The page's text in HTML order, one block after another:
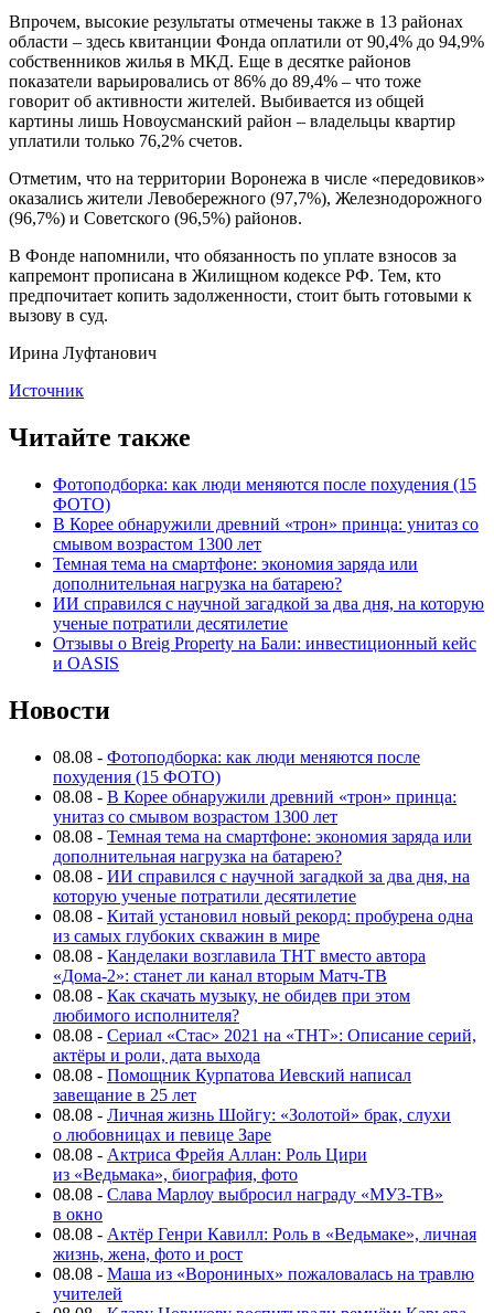
Впрочем, высокие результаты отмечены также в 13 районах
области – здесь квитанции Фонда оплатили от 90,4% до 94,9%
собственников жилья в МКД. Еще в десятке районов
показатели варьировались от 86% до 89,4% – что тоже
говорит об активности жителей. Выбивается из общей
картины лишь Новоусманский район – владельцы квартир
уплатили только 76,2% счетов.
Отметим, что на территории Воронежа в числе «передовиков»
оказались жители Левобережного (97,7%), Железнодорожного
(96,7%) и Советского (96,5%) районов.
В Фонде напомнили, что обязанность по уплате взносов за
капремонт прописана в Жилищном кодексе РФ. Тем, кто
предпочитает копить задолженности, стоит быть готовыми к
вызову в суд.
Ирина Луфтанович
Источник
Читайте также
Фотоподборка: как люди меняются после похудения (15
ФОТО)
В Корее обнаружили древний «трон» принца: унитаз со
смывом возрастом 1300 лет
Темная тема на смартфоне: экономия заряда или
дополнительная нагрузка на батарею?
ИИ справился с научной загадкой за два дня, на которую
ученые потратили десятилетие
Отзывы о Breig Property на Бали: инвестиционный кейс
и OASIS
Новости
08.08 - Фотоподборка: как люди меняются после
похудения (15 ФОТО)
08.08 - В Корее обнаружили древний «трон» принца:
унитаз со смывом возрастом 1300 лет
08.08 - Темная тема на смартфоне: экономия заряда или
дополнительная нагрузка на батарею?
08.08 - ИИ справился с научной загадкой за два дня, на
которую ученые потратили десятилетие
08.08 - Китай установил новый рекорд: пробурена одна
из самых глубоких скважин в мире
08.08 - Канделаки возглавила ТНТ вместо автора
«Дома-2»: станет ли канал вторым Матч-ТВ
08.08 - Как скачать музыку, не обидев при этом
любимого исполнителя?
08.08 - Сериал «Стас» 2021 на «ТНТ»: Описание серий,
актёры и роли, дата выхода
08.08 - Помощник Курпатова Иевский написал
завещание в 25 лет
08.08 - Личная жизнь Шойгу: «Золотой» брак, слухи
о любовницах и певице Заре
08.08 - Актриса Фрейя Аллан: Роль Цири
из «Ведьмака», биография, фото
08.08 - Слава Марлоу выбросил награду «МУЗ-ТВ»
в окно
08.08 - Актёр Генри Кавилл: Роль в «Ведьмаке», личная
жизнь, жена, фото и рост
08.08 - Маша из «Ворониных» пожаловалась на травлю
учителей